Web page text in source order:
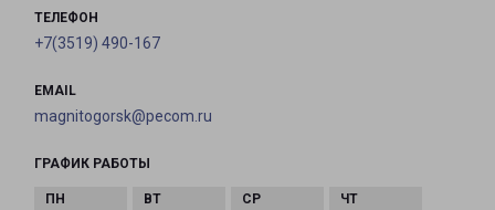
ТЕЛЕФОН
+7(3519) 490-167
EMAIL
magnitogorsk@pecom.ru
ГРАФИК РАБОТЫ